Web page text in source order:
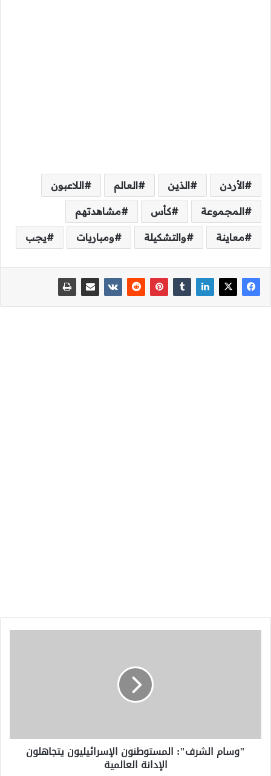
الأردن الذين العالم اللاعبون
المجموعة كأس مشاهدتهم
معاينة والتشكيلة ومباريات يجب
"وسام الشرف": المستوطنون الإسرائيليون يتجاهلون
الإدانة العالمية